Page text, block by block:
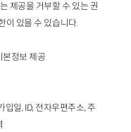
제공을 거부할 수 있는 권
이 있을 수 있습니다.
본정보 제공
일, ID, 전자우편주소, 주